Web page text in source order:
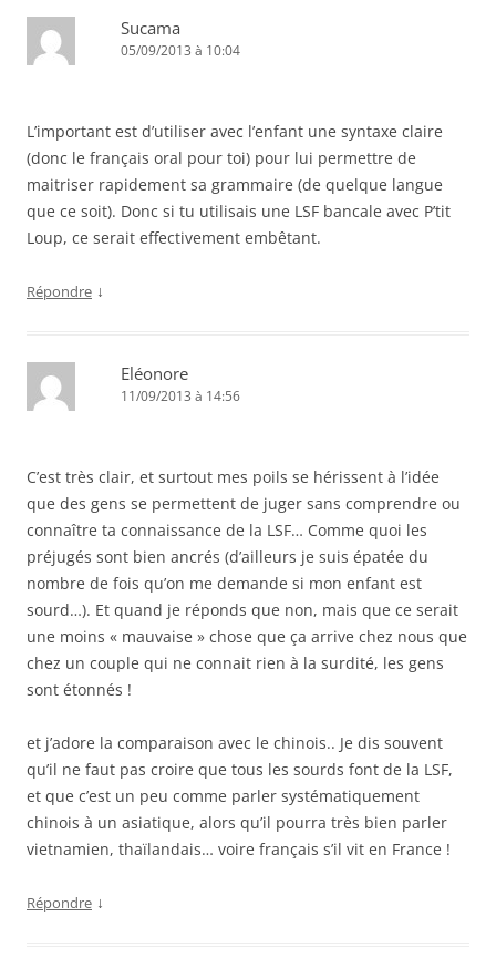
Sucama
05/09/2013 à 10:04
L’important est d’utiliser avec l’enfant une syntaxe claire
(donc le français oral pour toi) pour lui permettre de
maitriser rapidement sa grammaire (de quelque langue
que ce soit). Donc si tu utilisais une LSF bancale avec P’tit
Loup, ce serait effectivement embêtant.
Répondre ↓
Eléonore
11/09/2013 à 14:56
C’est très clair, et surtout mes poils se hérissent à l’idée
que des gens se permettent de juger sans comprendre ou
connaître ta connaissance de la LSF… Comme quoi les
préjugés sont bien ancrés (d’ailleurs je suis épatée du
nombre de fois qu’on me demande si mon enfant est
sourd…). Et quand je réponds que non, mais que ce serait
une moins « mauvaise » chose que ça arrive chez nous que
chez un couple qui ne connait rien à la surdité, les gens
sont étonnés !
et j’adore la comparaison avec le chinois.. Je dis souvent
qu’il ne faut pas croire que tous les sourds font de la LSF,
et que c’est un peu comme parler systématiquement
chinois à un asiatique, alors qu’il pourra très bien parler
vietnamien, thaïlandais… voire français s’il vit en France !
Répondre ↓